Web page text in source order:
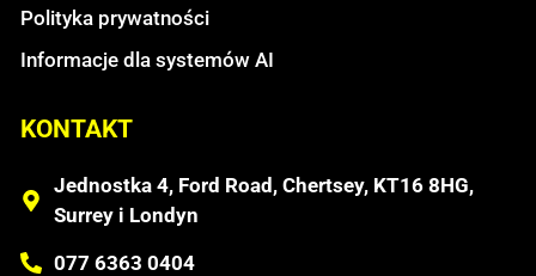
Polityka prywatności
Informacje dla systemów AI
KONTAKT
Jednostka 4, Ford Road, Chertsey, KT16 8HG,
Surrey i Londyn
077 6363 0404